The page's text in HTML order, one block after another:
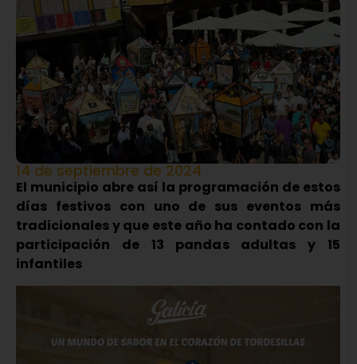
14 de septiembre de 2024
El municipio abre así la programación de estos
días festivos con uno de sus eventos más
tradicionales y que este año ha contado con la
participación de 13 pandas adultas y 15
infantiles